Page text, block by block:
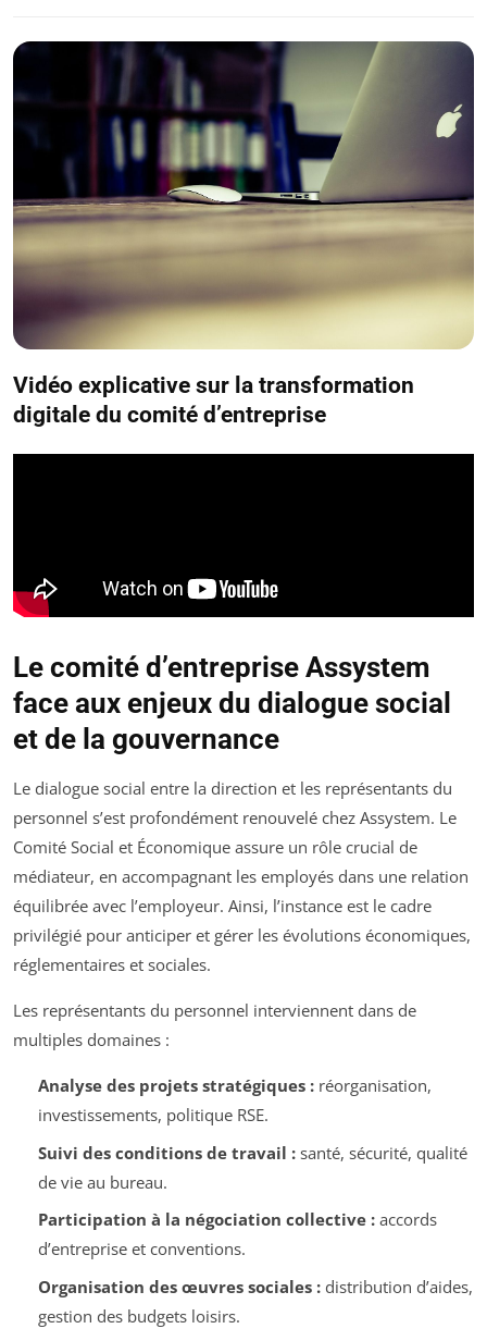
Vidéo explicative sur la transformation
digitale du comité d’entreprise
Le comité d’entreprise Assystem
face aux enjeux du dialogue social
et de la gouvernance
Le dialogue social entre la direction et les représentants du
personnel s’est profondément renouvelé chez Assystem. Le
Comité Social et Économique assure un rôle crucial de
médiateur, en accompagnant les employés dans une relation
équilibrée avec l’employeur. Ainsi, l’instance est le cadre
privilégié pour anticiper et gérer les évolutions économiques,
réglementaires et sociales.
Les représentants du personnel interviennent dans de
multiples domaines :
Analyse des projets stratégiques :réorganisation,
investissements, politique RSE.
Suivi des conditions de travail :santé, sécurité, qualité
de vie au bureau.
Participation à la négociation collective :accords
d’entreprise et conventions.
Organisation des œuvres sociales :distribution d’aides,
gestion des budgets loisirs.